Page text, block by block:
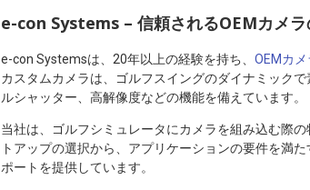
e-con Systems – 信頼されるOEMカメラ
e-con Systemsは、20年以上の経験を持ち、 OEMカメ
カスタムカメラは、ゴルフスイングのダイナミック
ルシャッター、高解像度などの機能を備えています。
当社は、ゴルフシミュレータにカメラを組み込む際
トアップの選択から、アプリケーションの要件を満
ポートを提供しています。